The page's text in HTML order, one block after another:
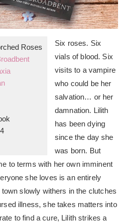
Roses
Six roses. Six
vials of blood. Six
visits to a vampire
who could be her
salvation… or her
damnation. Lilith
has been dying
since the day she
was born. But
to terms with her own imminent
she loves is an entirely
slowly withers in the clutches
illness, she takes matters into
to find a cure, Lilith strikes a